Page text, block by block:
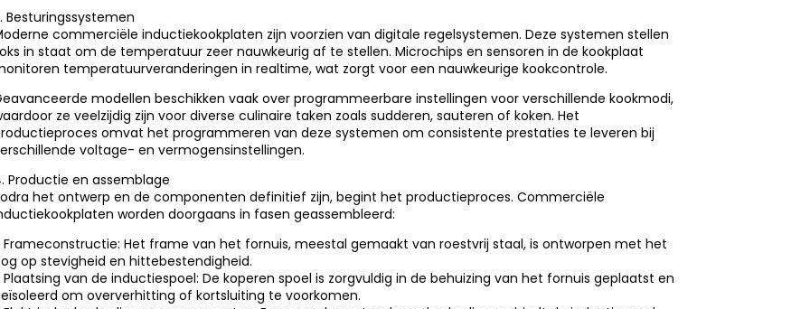
Besturingssystemen
commerciële inductiekookplaten zijn voorzien van digitale regelsystemen. Deze systemen stellen
in staat om de temperatuur zeer nauwkeurig af te stellen. Microchips en sensoren in de kookplaat
temperatuurveranderingen in realtime, wat zorgt voor een nauwkeurige kookcontrole.
modellen beschikken vaak over programmeerbare instellingen voor verschillende kookmodi,
ze veelzijdig zijn voor diverse culinaire taken zoals sudderen, sauteren of koken. Het
omvat het programmeren van deze systemen om consistente prestaties te leveren bij
voltage- en vermogensinstellingen.
Productie en assemblage
het ontwerp en de componenten definitief zijn, begint het productieproces. Commerciële
worden doorgaans in fasen geassembleerd:
Het frame van het fornuis, meestal gemaakt van roestvrij staal, is ontworpen met het
op stevigheid en hittebestendigheid.
van de inductiespoel: De koperen spoel is zorgvuldig in de behuizing van het fornuis geplaatst en
om oververhitting of kortsluiting te voorkomen.